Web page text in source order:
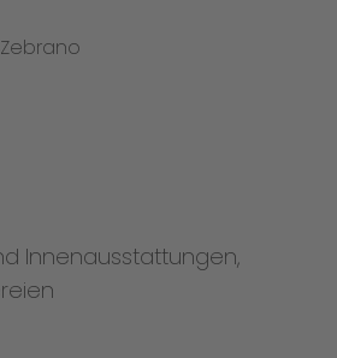
Zebrano
Innenausstattungen,